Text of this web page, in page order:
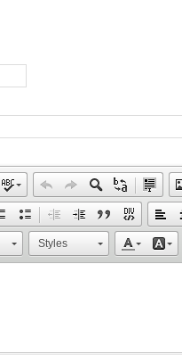
Styles